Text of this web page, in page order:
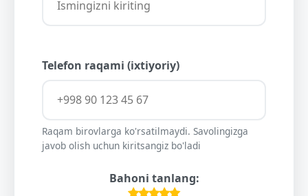
Telefon raqami (ixtiyoriy)
Raqam birovlarga ko'rsatilmaydi. Savolingizga
javob olish uchun kiritsangiz bo'ladi
Bahoni tanlang: